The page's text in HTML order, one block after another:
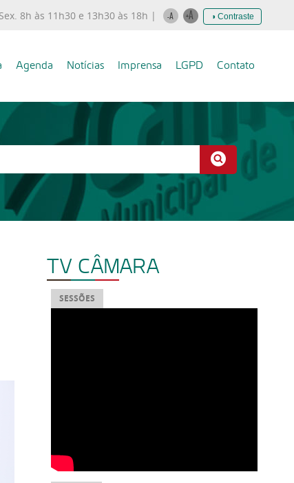
8h às 11h30 e 13h30 às 18h | ◑ Contraste
Agenda Notícias Imprensa LGPD Contato
TV CÂMARA
SESSÕES